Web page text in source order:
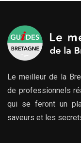
Le meilleur de la
de professionnels
qui se feront un
saveurs et les